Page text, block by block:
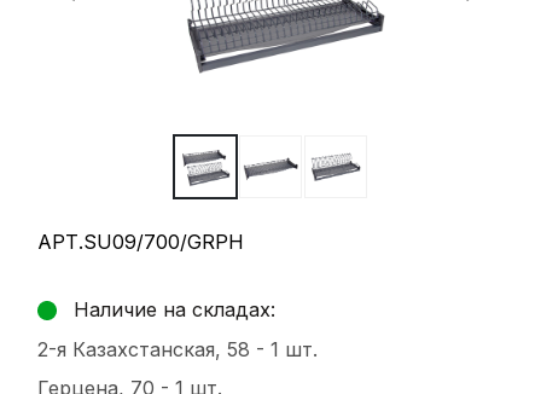
АРТ.SU09/700/GRPH
Наличие на складах:
2-я Казахстанская, 58 - 1 шт.
Герцена, 70 - 1 шт.